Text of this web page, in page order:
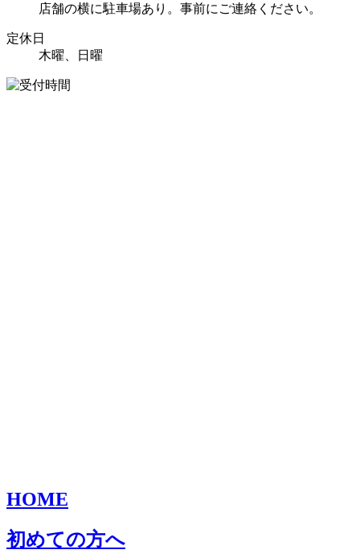
店舗の横に駐車場あり。事前にご連絡ください。
定休日
木曜、日曜
HOME
初めての方へ